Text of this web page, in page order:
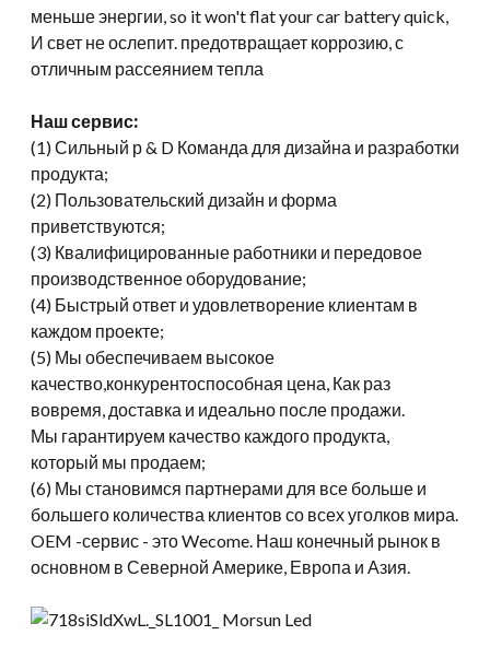
меньше энергии, so it won't flat your car battery quick
И свет не ослепит. предотвращает коррозию, с
отличным рассеянием тепла
Наш сервис:
(1) Сильный р & D Команда для дизайна и разработки
продукта;
(2) Пользовательский дизайн и форма
приветствуются;
(3) Квалифицированные работники и передовое
производственное оборудование;
(4) Быстрый ответ и удовлетворение клиентам в
каждом проекте;
(5) Мы обеспечиваем высокое
качество,конкурентоспособная цена, Как раз
вовремя, доставка и идеально после продажи.
Мы гарантируем качество каждого продукта,
который мы продаем;
(6) Мы становимся партнерами для все больше и
большего количества клиентов со всех уголков мира.
OEM -сервис - это Wecome. Наш конечный рынок в
основном в Северной Америке, Европа и Азия.